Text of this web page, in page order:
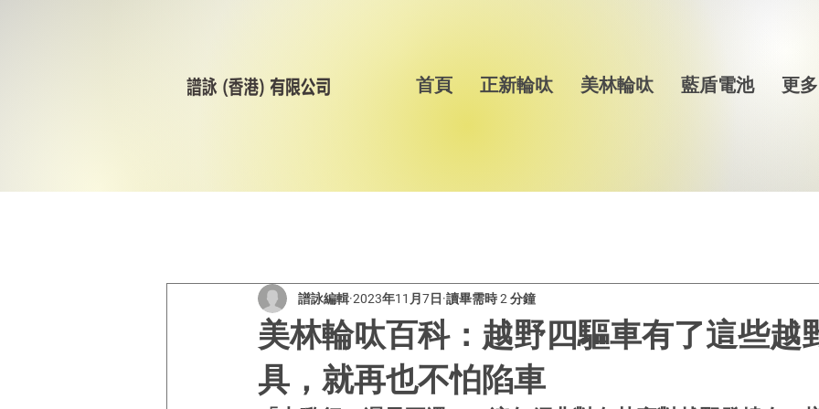
首頁 正新輪呔 美林輪呔 藍盾電池 更多
美林輪呔百科：越野四驅車有了這些越
具，就再也不怕陷車
譜詠編輯 2023年11月7日 讀畢需時 2 分鐘